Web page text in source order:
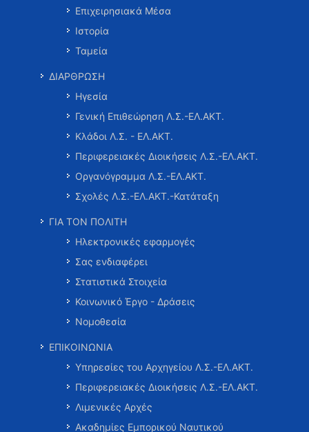
Επιχειρησιακά Μέσα
Ιστορία
Ταμεία
ΔΙΑΡΘΡΩΣΗ
Ηγεσία
Γενική Επιθεώρηση Λ.Σ.-ΕΛ.ΑΚΤ.
Κλάδοι Λ.Σ. - ΕΛ.ΑΚΤ.
Περιφερειακές Διοικήσεις Λ.Σ.-ΕΛ.ΑΚΤ.
Οργανόγραμμα Λ.Σ.-ΕΛ.ΑΚΤ.
Σχολές Λ.Σ.-ΕΛ.ΑΚΤ.-Κατάταξη
ΓΙΑ ΤΟΝ ΠΟΛΙΤΗ
Ηλεκτρονικές εφαρμογές
Σας ενδιαφέρει
Στατιστικά Στοιχεία
Κοινωνικό Έργο - Δράσεις
Νομοθεσία
ΕΠΙΚΟΙΝΩΝΙΑ
Υπηρεσίες του Αρχηγείου Λ.Σ.-ΕΛ.ΑΚΤ.
Περιφερειακές Διοικήσεις Λ.Σ.-ΕΛ.ΑΚΤ.
Λιμενικές Αρχές
Ακαδημίες Εμπορικού Ναυτικού